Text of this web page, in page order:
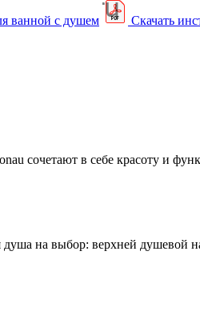
ванной с душем
Скачать
сочетают в себе красоту и
на выбор: верхней душевой